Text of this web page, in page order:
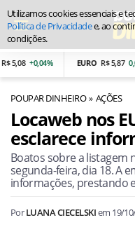
5,08 +0,04% EURO R$ 5,87
POUPAR DINHEIRO AÇÕES
Locaweb nos
esclarece
Boatos sobre a listagem
segunda-feira, dia 18. A
informações, prestando
PorLUANA CIECELSKIem 19/
Utilizamos cookies essenciais e
Política de Privacidadee, ao
condições.